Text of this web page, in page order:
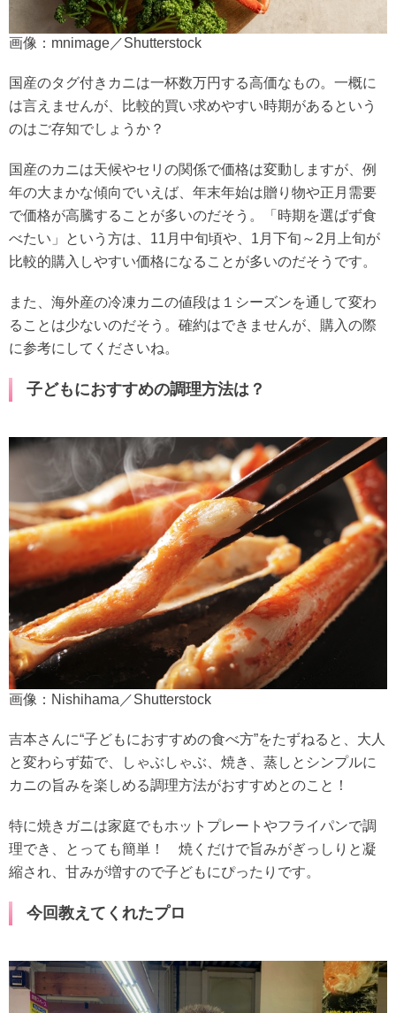
画像：mnimage／Shutterstock
国産のタグ付きカニは一杯数万円する高価なもの。一概に
は言えませんが、比較的買い求めやすい時期があるという
のはご存知でしょうか？
国産のカニは天候やセリの関係で価格は変動しますが、例
年の大まかな傾向でいえば、年末年始は贈り物や正月需要
で価格が高騰することが多いのだそう。「時期を選ばず食
べたい」という方は、11月中旬頃や、1月下旬～2月上旬が
比較的購入しやすい価格になることが多いのだそうです。
また、海外産の冷凍カニの値段は１シーズンを通して変わ
ることは少ないのだそう。確約はできませんが、購入の際
に参考にしてくださいね。
子どもにおすすめの調理方法は？
画像：Nishihama／Shutterstock
吉本さんに“子どもにおすすめの食べ方”をたずねると、大人
と変わらず茹で、しゃぶしゃぶ、焼き、蒸しとシンプルに
カニの旨みを楽しめる調理方法がおすすめとのこと！
特に焼きガニは家庭でもホットプレートやフライパンで調
理でき、とっても簡単！ 焼くだけで旨みがぎっしりと凝
縮され、甘みが増すので子どもにぴったりです。
今回教えてくれたプロ